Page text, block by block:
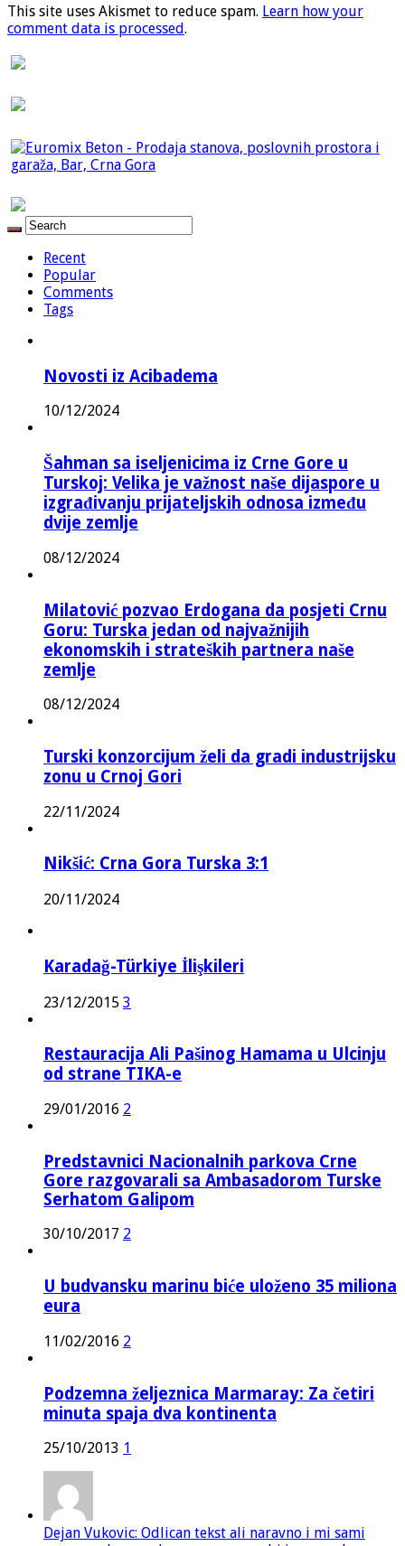
This site uses Akismet to reduce spam. Learn how your
comment data is processed.
Recent
Popular
Comments
Tags
Novosti iz Acibadema
10/12/2024
Šahman sa iseljenicima iz Crne Gore u
Turskoj: Velika je važnost naše dijaspore u
izgrađivanju prijateljskih odnosa između
dvije zemlje
08/12/2024
Milatović pozvao Erdogana da posjeti Crnu
Goru: Turska jedan od najvažnijih
ekonomskih i strateških partnera naše
zemlje
08/12/2024
Turski konzorcijum želi da gradi industrijsku
zonu u Crnoj Gori
22/11/2024
Nikšić: Crna Gora Turska 3:1
20/11/2024
Karadağ-Türkiye İlişkileri
23/12/2015 3
Restauracija Ali Pašinog Hamama u Ulcinju
od strane TIKA-e
29/01/2016 2
Predstavnici Nacionalnih parkova Crne
Gore razgovarali sa Ambasadorom Turske
Serhatom Galipom
30/10/2017 2
U budvansku marinu biće uloženo 35 miliona
eura
11/02/2016 2
Podzemna željeznica Marmaray: Za četiri
minuta spaja dva kontinenta
25/10/2013 1
Dejan Vukovic: Odlican tekst ali naravno i mi sami